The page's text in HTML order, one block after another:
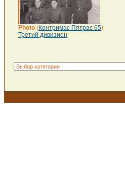
Photo (Контримас Пятрас 65)
Третий дивизион